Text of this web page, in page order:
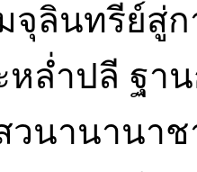
จุลินทรีย์สู่
หล่ำปลี ฐา
วนานานา